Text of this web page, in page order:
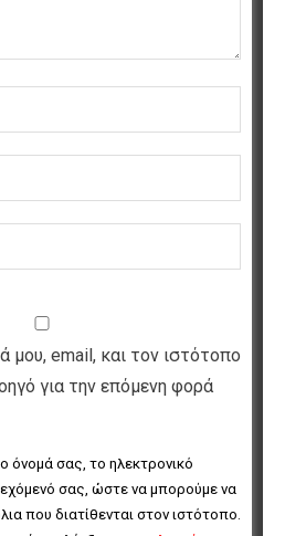
μου, email, και τον ιστότοπο
για την επόμενη φορά
όνομά σας, το ηλεκτρονικό
σας, ώστε να μπορούμε να
που διατίθενται στον ιστότοπο.